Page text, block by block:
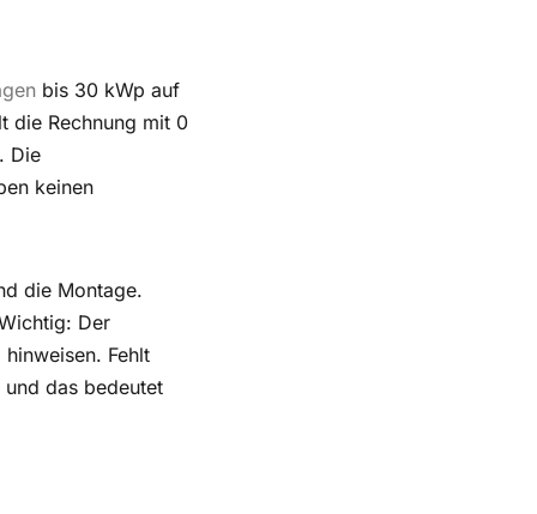
bis 30 kWp auf
die Rechnung mit 0
Die
keinen
die Montage.
Der
Fehlt
das bedeutet